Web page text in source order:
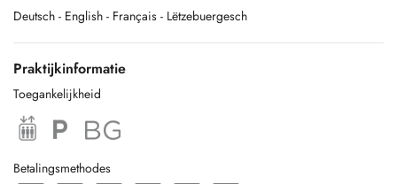
Deutsch - English - Français - Lëtzebuergesch
Praktijkinformatie
Toegankelijkheid
Betalingsmethodes